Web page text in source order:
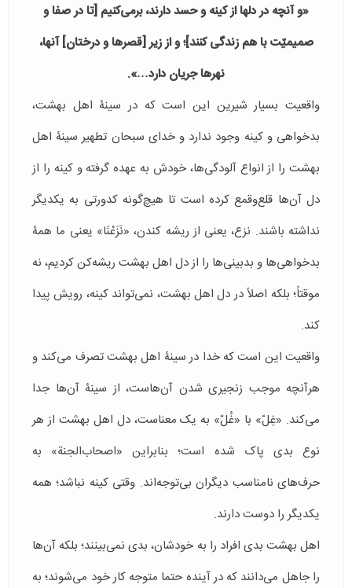
«و آنچه در دلها از کینه و حسد دارند، برمی‌کنیم [تا در صفا و
صمیمیّت با هم زندگی کنند]؛ و از زیر [قصرها و درختان] آنها،
نهرها جریان دارد…».
واقعیت بسیار شیرین این است که در سینۀ اهل بهشت،
بدخواهی و کینه وجود ندارد و خدای سبحان تطهیر سینۀ اهل
بهشت را از انواع آلودگی‌ها، خودش به عهده گرفته و کینه را از
دل آن‌ها قلع‌وقمع کرده است تا هیچ‌گونه کدورتی به یکدیگر
نداشته باشند. نزع، یعنی از ریشه کندن، «نَزَعْنَا» یعنی ما همۀ
بدخواهی‌ها و بدبینی‌ها را از دل اهل بهشت ریشه‌کن کردیم، نه
موقتاً؛ بلکه اصلاً در دل اهل بهشت، نمی‌تواند کینه، رویش پیدا
کند.
واقعیت این است که خدا در سینۀ اهل بهشت تصرف می‌کند و
هرآنچه موجب زنجیری شدن آن‌هاست، از سینۀ آن‌ها جدا
می‌کند. «غِلّ» با «غُلّ» به یک معناست، دل اهل بهشت از هر
نوع بدی پاک شده است؛ بنابراین «اصحاب‌الجنة» به
حرف‌های نامناسب دیگران بی‌توجه‌اند. وقتی کینه نباشد؛ همه
یکدیگر را دوست دارند.
اهل بهشت بدی افراد را به خودشان، بدی نمی‌بینند؛ بلکه آن‌ها
را جاهل می‌دانند که در آینده حتما متوجه کار خود می‌شوند؛ به